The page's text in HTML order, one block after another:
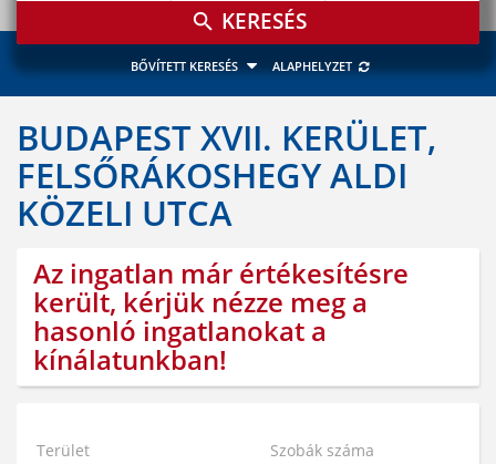
search
BŐVÍTETT KERESÉS ALAPHELYZET
BUDAPEST XVII. KERÜLET,
FELSŐRÁKOSHEGY ALDI
KÖZELI UTCA
Az ingatlan már értékesítésre
került, kérjük nézze meg a
hasonló ingatlanokat a
kínálatunkban!
Terület Szobák száma